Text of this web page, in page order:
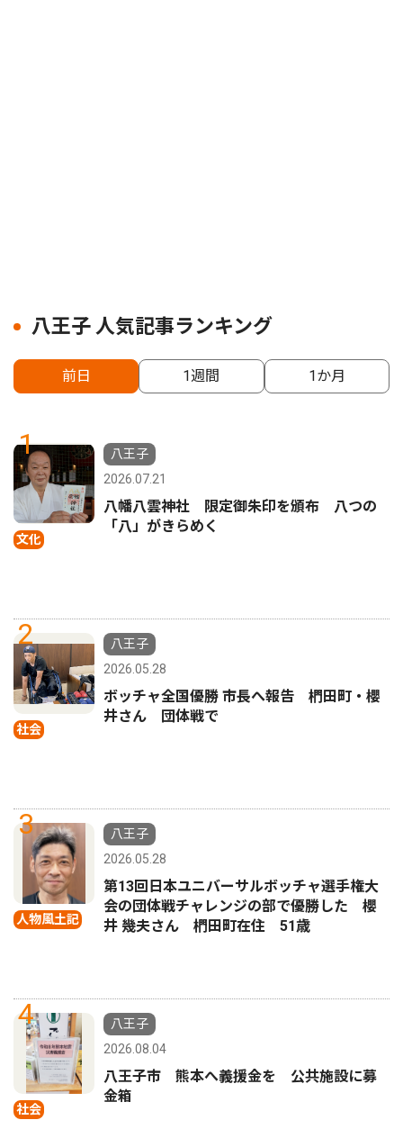
八王子 人気記事ランキング
前日 1週間 1か月
1
文化
八王子
2026.07.21
八幡八雲神社 限定御朱印を頒布 八つの
「八」がきらめく
2
社会
八王子
2026.05.28
ボッチャ全国優勝 市長へ報告 椚田町・櫻
井さん 団体戦で
3
人物風土記
八王子
2026.05.28
第13回日本ユニバーサルボッチャ選手権大
会の団体戦チャレンジの部で優勝した 櫻
井 幾夫さん 椚田町在住 51歳
4
社会
八王子
2026.08.04
八王子市 熊本へ義援金を 公共施設に募
金箱